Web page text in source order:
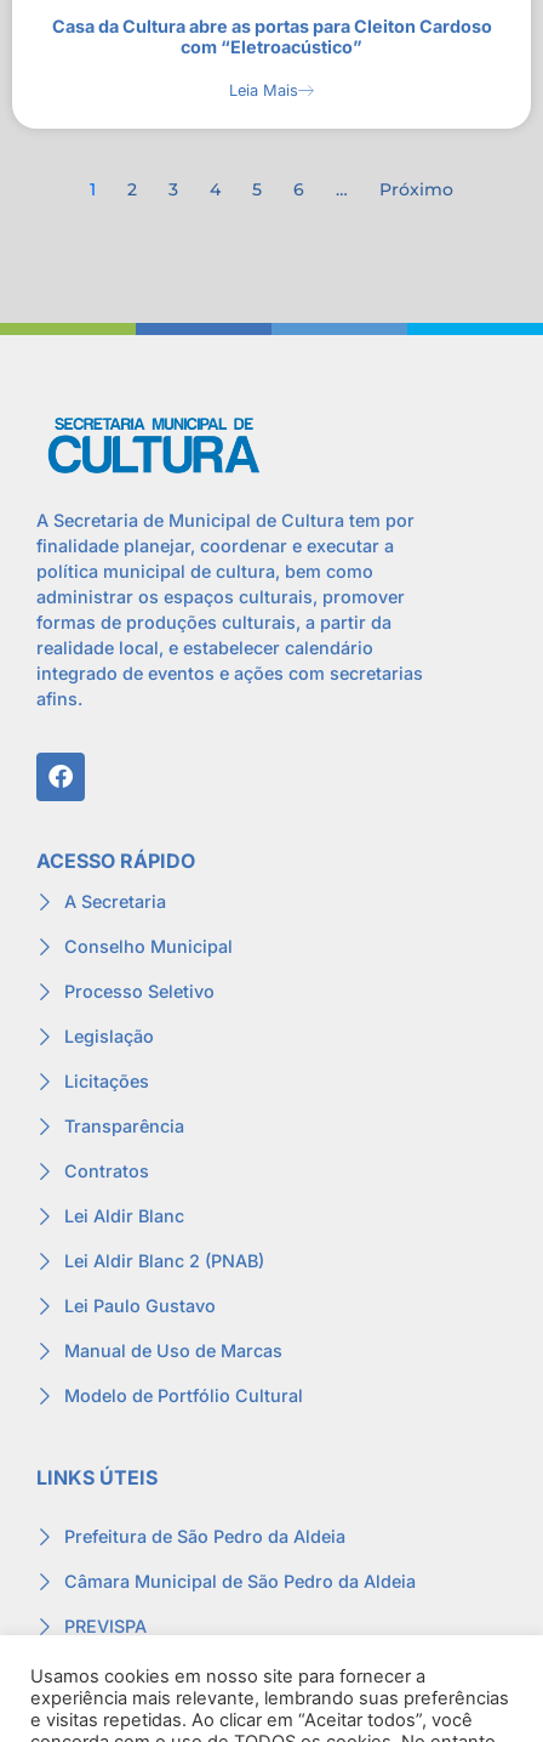
Casa da Cultura abre as portas para Cleiton Cardoso
com “Eletroacústico”
Leia Mais
1 2 3 4 5 6 … Próximo
A Secretaria de Municipal de Cultura tem por
finalidade planejar, coordenar e executar a
política municipal de cultura, bem como
administrar os espaços culturais, promover
formas de produções culturais, a partir da
realidade local, e estabelecer calendário
integrado de eventos e ações com secretarias
afins.
ACESSO RÁPIDO
A Secretaria
Conselho Municipal
Processo Seletivo
Legislação
Licitações
Transparência
Contratos
Lei Aldir Blanc
Lei Aldir Blanc 2 (PNAB)
Lei Paulo Gustavo
Manual de Uso de Marcas
Modelo de Portfólio Cultural
LINKS ÚTEIS
Prefeitura de São Pedro da Aldeia
Câmara Municipal de São Pedro da Aldeia
PREVISPA
Ouvidoria
Contracheque
Usamos cookies em nosso site para fornecer a
experiência mais relevante, lembrando suas preferências
e visitas repetidas. Ao clicar em “Aceitar todos”, você